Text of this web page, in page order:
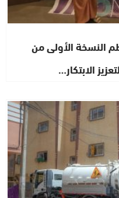
النسخة الأولى من